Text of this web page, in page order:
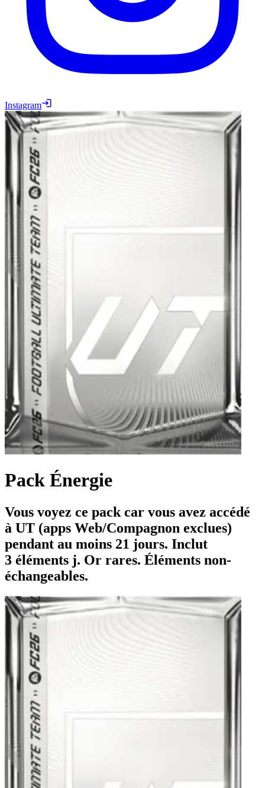
Instagram
Pack Énergie
Vous voyez ce pack car vous avez accédé
à UT (apps Web/Compagnon exclues)
pendant au moins 21 jours. Inclut
3 éléments j. Or rares. Éléments non-
échangeables.